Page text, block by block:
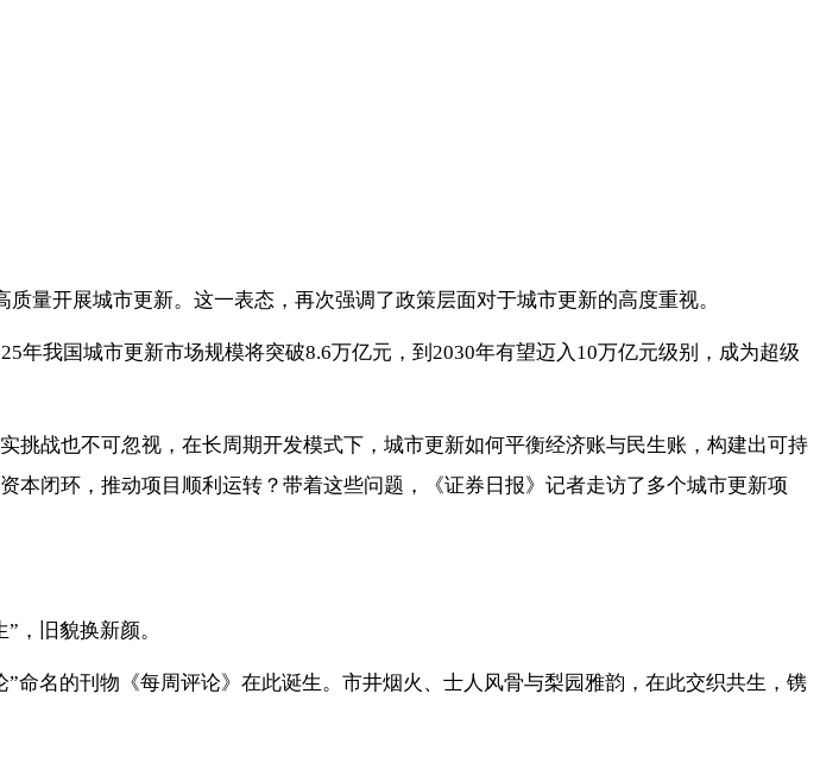
量开展城市更新。这一表态，再次强调了政策层面对于城市更新的高度重视。
我国城市更新市场规模将突破8.6万亿元，到2030年有望迈入10万亿元级别，成为超级
战也不可忽视，在长周期开发模式下，城市更新如何平衡经济账与民生账，构建出可持
闭环，推动项目顺利运转？带着这些问题，《证券日报》记者走访了多个城市更新项
，旧貌换新颜。
名的刊物《每周评论》在此诞生。市井烟火、士人风骨与梨园雅韵，在此交织共生，镌